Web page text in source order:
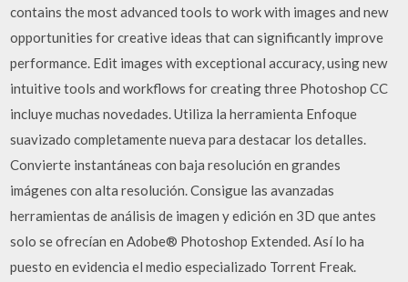
contains the most advanced tools to work with images and new
opportunities for creative ideas that can significantly improve
performance. Edit images with exceptional accuracy, using new
intuitive tools and workflows for creating three Photoshop CC
incluye muchas novedades. Utiliza la herramienta Enfoque
suavizado completamente nueva para destacar los detalles.
Convierte instantáneas con baja resolución en grandes
imágenes con alta resolución. Consigue las avanzadas
herramientas de análisis de imagen y edición en 3D que antes
solo se ofrecían en Adobe® Photoshop Extended. Así lo ha
puesto en evidencia el medio especializado Torrent Freak.